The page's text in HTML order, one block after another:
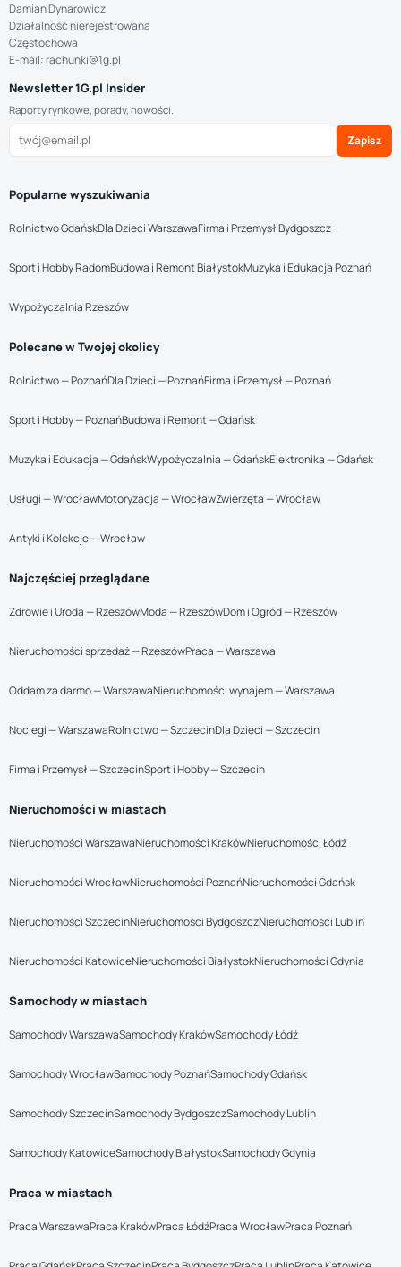
Damian Dynarowicz
Działalność nierejestrowana
Częstochowa
E-mail: rachunki@1g.pl
Newsletter 1G.pl Insider
Raporty rynkowe, porady, nowości.
Zapisz
Popularne wyszukiwania
Rolnictwo GdańskDla Dzieci WarszawaFirma i Przemysł Bydgoszcz
Sport i Hobby RadomBudowa i Remont BiałystokMuzyka i Edukacja Poznań
Wypożyczalnia Rzeszów
Polecane w Twojej okolicy
Rolnictwo — PoznańDla Dzieci — PoznańFirma i Przemysł — Poznań
Sport i Hobby — PoznańBudowa i Remont — Gdańsk
Muzyka i Edukacja — GdańskWypożyczalnia — GdańskElektronika — Gdańsk
Usługi — WrocławMotoryzacja — WrocławZwierzęta — Wrocław
Antyki i Kolekcje — Wrocław
Najczęściej przeglądane
Zdrowie i Uroda — RzeszówModa — RzeszówDom i Ogród — Rzeszów
Nieruchomości sprzedaż — RzeszówPraca — Warszawa
Oddam za darmo — WarszawaNieruchomości wynajem — Warszawa
Noclegi — WarszawaRolnictwo — SzczecinDla Dzieci — Szczecin
Firma i Przemysł — SzczecinSport i Hobby — Szczecin
Nieruchomości w miastach
Nieruchomości WarszawaNieruchomości KrakówNieruchomości Łódź
Nieruchomości WrocławNieruchomości PoznańNieruchomości Gdańsk
Nieruchomości SzczecinNieruchomości BydgoszczNieruchomości Lublin
Nieruchomości KatowiceNieruchomości BiałystokNieruchomości Gdynia
Samochody w miastach
Samochody WarszawaSamochody KrakówSamochody Łódź
Samochody WrocławSamochody PoznańSamochody Gdańsk
Samochody SzczecinSamochody BydgoszczSamochody Lublin
Samochody KatowiceSamochody BiałystokSamochody Gdynia
Praca w miastach
Praca WarszawaPraca KrakówPraca ŁódźPraca WrocławPraca Poznań